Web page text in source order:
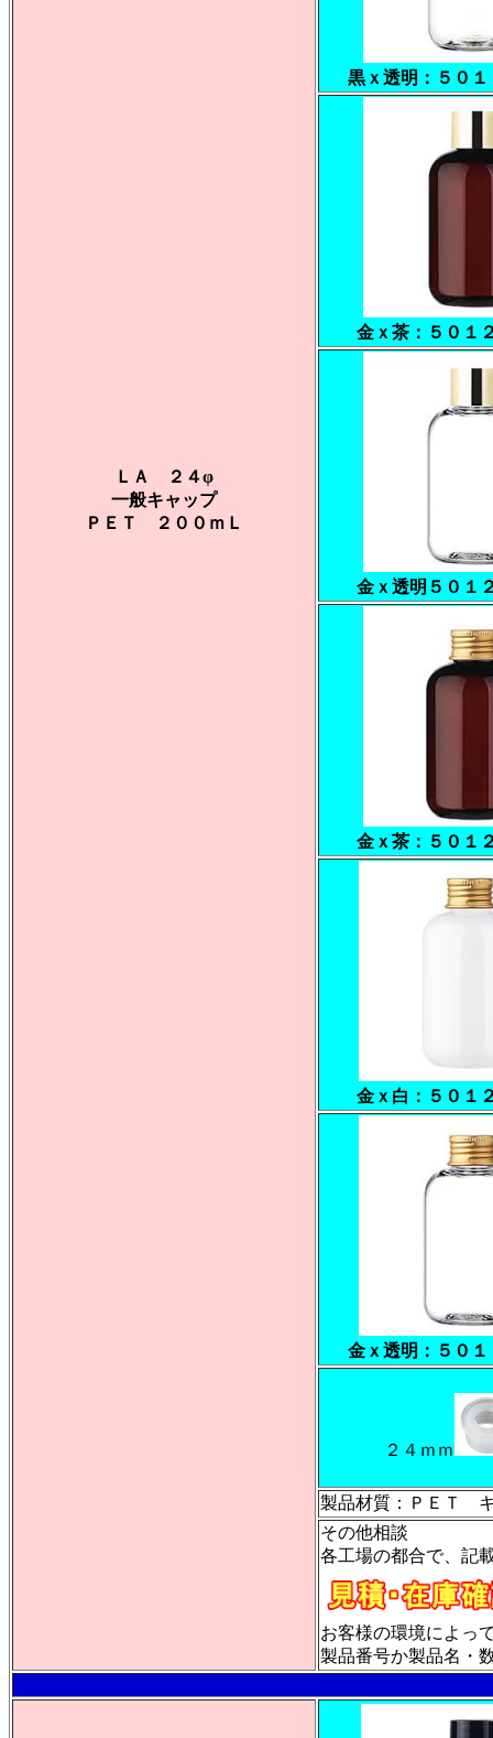
ＬＡ ２４φ
一般キャップ
ＰＥＴ ２００ｍＬ
黒ｘ透明：５０
金ｘ茶：５０１
金ｘ透明５０１
金ｘ茶：５０１
金ｘ白：５０１
金ｘ透明：５０
２４ｍｍ
製品材質：ＰＥＴ
その他相談
各工場の都合で、記
お客様の環境によっ
製品番号か製品名・